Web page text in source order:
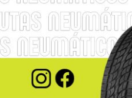
BUEN DÍA CHACABUCO
Les